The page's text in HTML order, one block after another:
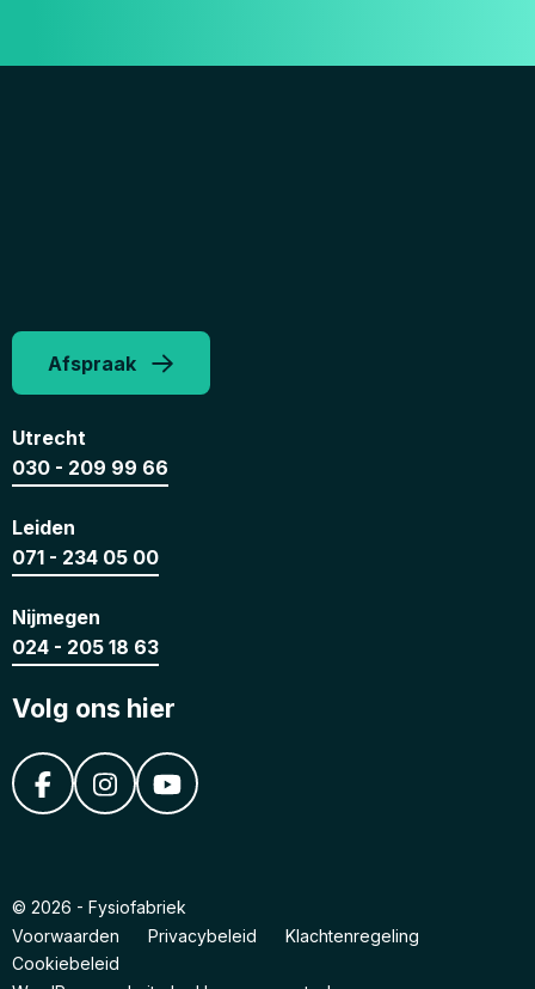
Afspraak
Utrecht
030 - 209 99 66
Leiden
071 - 234 05 00
Nijmegen
024 - 205 18 63
Volg ons hier
© 2026 - Fysiofabriek
Voorwaarden
Privacybeleid
Klachtenregeling
Cookiebeleid